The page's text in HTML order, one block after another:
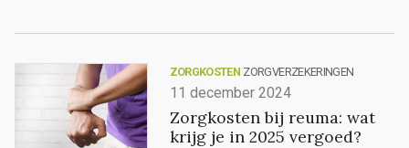
ZORGKOSTEN ZORGVERZEKERINGEN
11 december 2024
Zorgkosten bij reuma: wat
krijg je in 2025 vergoed?